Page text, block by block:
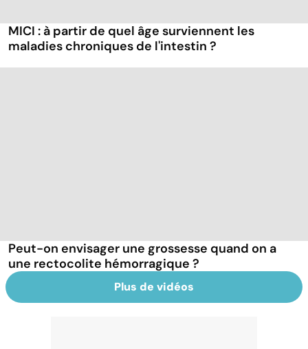
MICI : à partir de quel âge surviennent les
maladies chroniques de l'intestin ?
Peut-on envisager une grossesse quand on a
une rectocolite hémorragique ?
Plus de vidéos